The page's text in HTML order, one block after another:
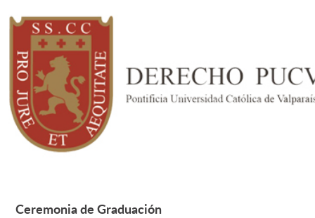
Ceremonia de Graduación